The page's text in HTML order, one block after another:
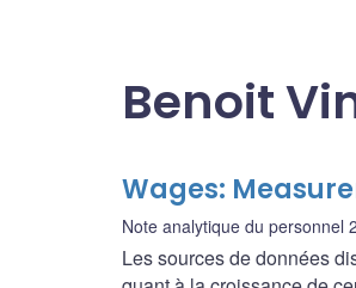
Benoit
Wages:
Note analytique du personnel
Les sources de données